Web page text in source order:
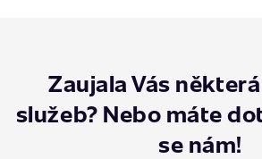
Zaujala Vás
služeb? Nebo máte
se nám!